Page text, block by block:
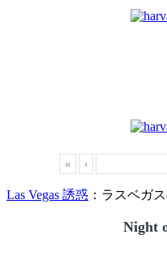
« ‹
Las Vegas 誘惑 ：ラスベガ
Night